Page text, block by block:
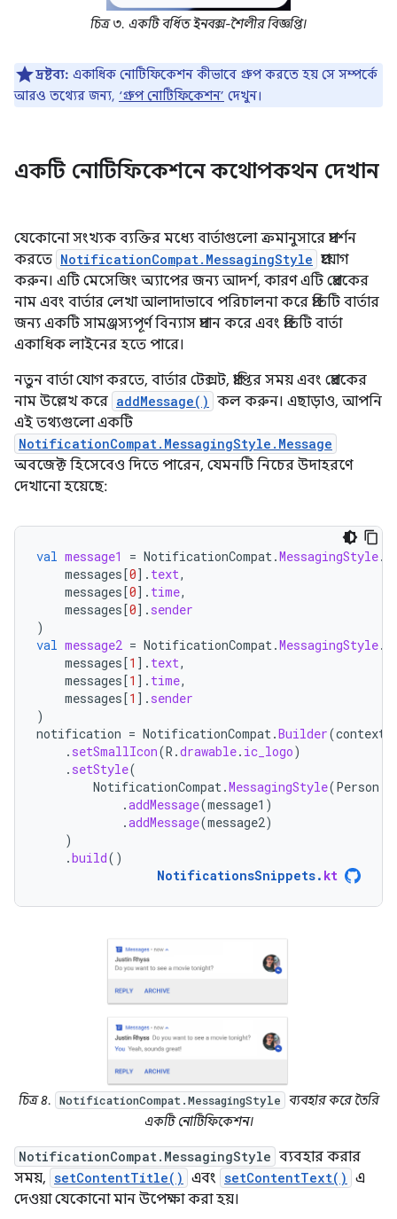
চিত্র ৩. একটি বর্ধিত ইনবক্স-শৈলীর বিজ্ঞপ্তি।
দ্রষ্টব্য: একাধিক নোটিফিকেশন কীভাবে গ্রুপ করতে হয় সে সম্পর্কে
আরও তথ্যের জন্য, ‘গ্রুপ নোটিফিকেশন’ দেখুন।
একটি নোটিফিকেশনে কথোপকথন দেখান
যেকোনো সংখ্যক ব্যক্তির মধ্যে বার্তাগুলো ক্রমানুসারে প্রদর্শন
করতে NotificationCompat.MessagingStyle প্রয়োগ
করুন। এটি মেসেজিং অ্যাপের জন্য আদর্শ, কারণ এটি প্রেরকের
নাম এবং বার্তার লেখা আলাদাভাবে পরিচালনা করে প্রতিটি বার্তার
জন্য একটি সামঞ্জস্যপূর্ণ বিন্যাস প্রদান করে এবং প্রতিটি বার্তা
একাধিক লাইনের হতে পারে।
নতুন বার্তা যোগ করতে, বার্তার টেক্সট, প্রাপ্তির সময় এবং প্রেরকের
নাম উল্লেখ করে addMessage() কল করুন। এছাড়াও, আপনি
এই তথ্যগুলো একটি
NotificationCompat.MessagingStyle.Message
অবজেক্ট হিসেবেও দিতে পারেন, যেমনটি নিচের উদাহরণে
দেখানো হয়েছে:
val message1 = NotificationCompat.MessagingStyle.
messages[0] . text,
messages[0] . time,
messages[0] . sender
)
val message2 = NotificationCompat.MessagingStyle.
messages[1 ] . text,
messages[1 ] . time,
messages[1 ] . sender
)
notification = NotificationCompat.Builder(context
. setSmallIcon(R .drawable. ic_logo)
. setStyle(
NotificationCompat.MessagingStyle(Person
.addMessage(message1 )
.addMessage(message2)
)
.build()
NotificationsSnippets. kt
চিত্র ৪. NotificationCompat.MessagingStyle
ব্যবহার করে তৈরি
একটি নোটিফিকেশন।
NotificationCompat.MessagingStyle ব্যবহার করার
সময়, setContentTitle() এবং setContentText() এ
দেওয়া যেকোনো মান উপেক্ষা করা হয়।